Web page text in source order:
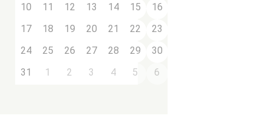
10
11 12 13 14 15
16
17
18 19 20 21 22
23
24
25 26 27 28 29
30
31
1 2 3 4 5 6